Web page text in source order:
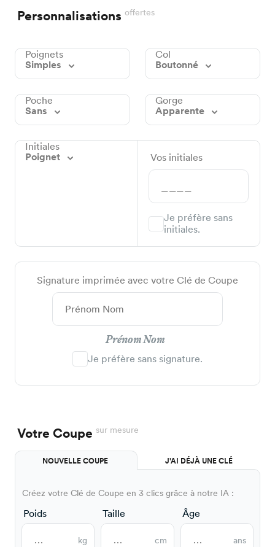
Personnalisations offertes
Poignets
Simples
Col
Boutonné
Poche
Sans
Gorge
Apparente
Initiales
Poignet
Vos initiales
Je préfère sans
initiales.
Signature imprimée avec votre Clé de Coupe
Prénom Nom
Je préfère sans signature.
Votre Coupe sur mesure
NOUVELLE COUPE J'AI DÉJÀ UNE CLÉ
Créez votre Clé de Coupe en 3 clics grâce à notre IA :
Poids
kg
Taille
cm
Âge
ans